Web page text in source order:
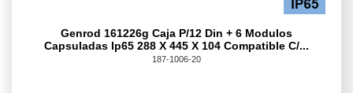
Genrod 161226g Caja P/12 Din + 6 Modulos
Capsuladas Ip65 288 X 445 X 104 Compatible C/...
187-1006-20